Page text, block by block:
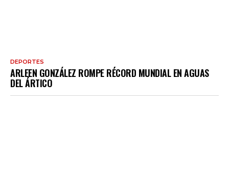
DEPORTES
ARLEEN GONZÁLEZ ROMPE RÉCORD MUNDIAL EN AGUAS
DEL ÁRTICO